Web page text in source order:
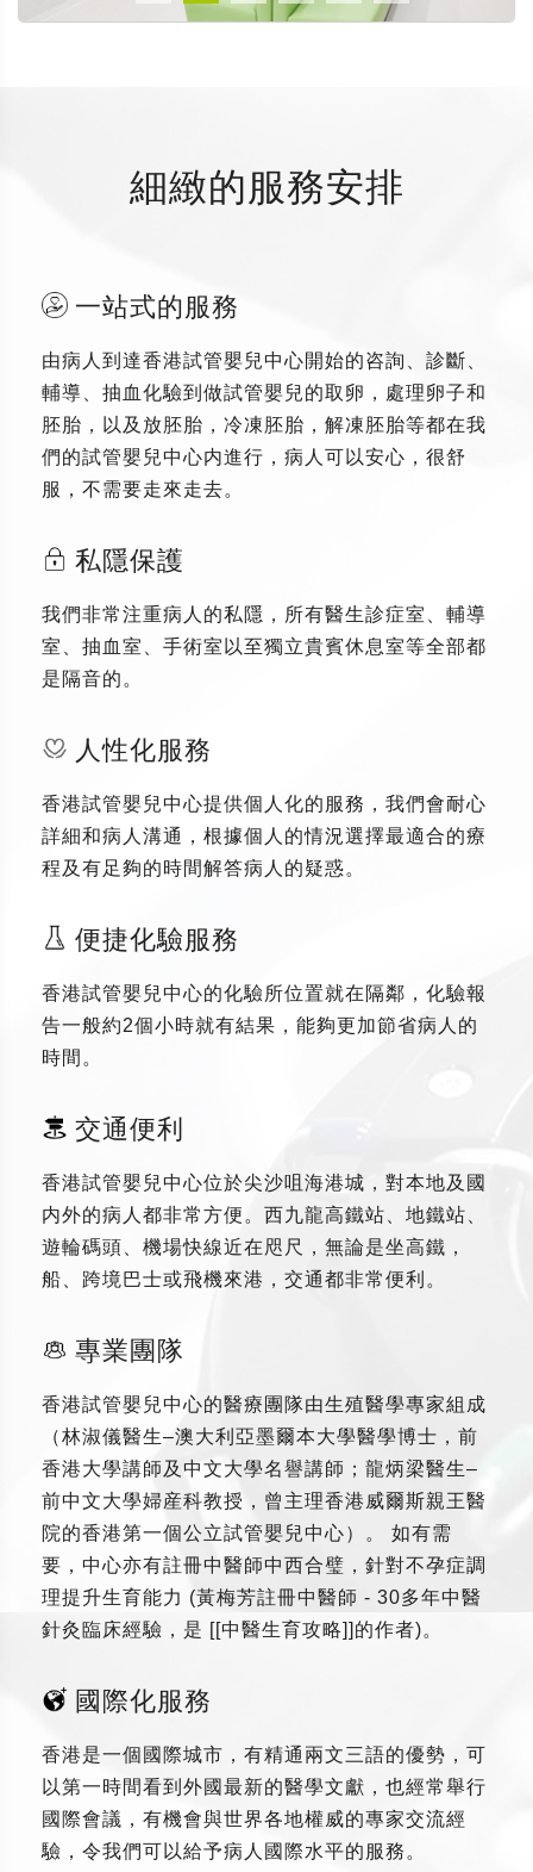
細緻的服務安排
一站式的服務
由病人到達香港試管嬰兒中心開始的咨詢、診斷、
輔導、抽血化驗到做試管嬰兒的取卵，處理卵子和
胚胎，以及放胚胎，冷凍胚胎，解凍胚胎等都在我
們的試管嬰兒中心内進行，病人可以安心，很舒
服，不需要走來走去。
私隱保護
我們非常注重病人的私隱，所有醫生診症室、輔導
室、抽血室、手術室以至獨立貴賓休息室等全部都
是隔音的。
人性化服務
香港試管嬰兒中心提供個人化的服務，我們會耐心
詳細和病人溝通，根據個人的情況選擇最適合的療
程及有足夠的時間解答病人的疑惑。
便捷化驗服務
香港試管嬰兒中心的化驗所位置就在隔鄰，化驗報
告一般約2個小時就有結果，能夠更加節省病人的
時間。
交通便利
香港試管嬰兒中心位於尖沙咀海港城，對本地及國
内外的病人都非常方便。西九龍高鐵站、地鐵站、
遊輪碼頭、機場快線近在咫尺，無論是坐高鐵，
船、跨境巴士或飛機來港，交通都非常便利。
專業團隊
香港試管嬰兒中心的醫療團隊由生殖醫學專家組成
（林淑儀醫生–澳大利亞墨爾本大學醫學博士，前
香港大學講師及中文大學名譽講師；龍炳梁醫生–
前中文大學婦産科教授，曾主理香港威爾斯親王醫
院的香港第一個公立試管嬰兒中心）。 如有需
要，中心亦有註冊中醫師中西合璧，針對不孕症調
理提升生育能力 (黃梅芳註冊中醫師 - 30多年中醫
針灸臨床經驗，是 [[中醫生育攻略]]的作者)。
國際化服務
香港是一個國際城市，有精通兩文三語的優勢，可
以第一時間看到外國最新的醫學文獻，也經常舉行
國際會議，有機會與世界各地權威的專家交流經
驗，令我們可以給予病人國際水平的服務。